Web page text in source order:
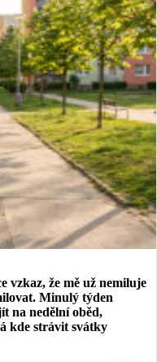
vzkaz, že mě už nemiluje
Minulý týden
na nedělní oběd,
kde strávit svátky